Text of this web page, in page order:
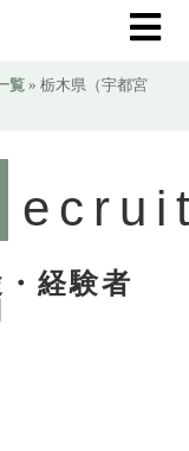
覧 » 栃木県（宇都宮
経験者